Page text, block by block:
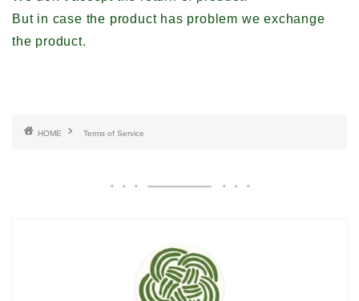
But in case the product has problem we exchange
the product.
HOME Terms of Service